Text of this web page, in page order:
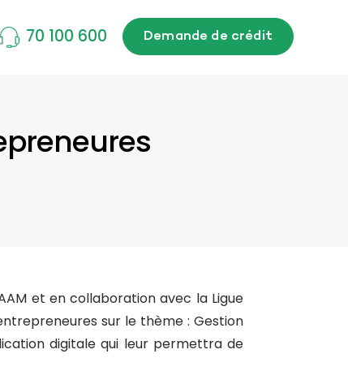
70 100 600 Demande de crédit
et en collaboration avec la Ligue
sur le thème : Gestion
digitale qui leur permettra de